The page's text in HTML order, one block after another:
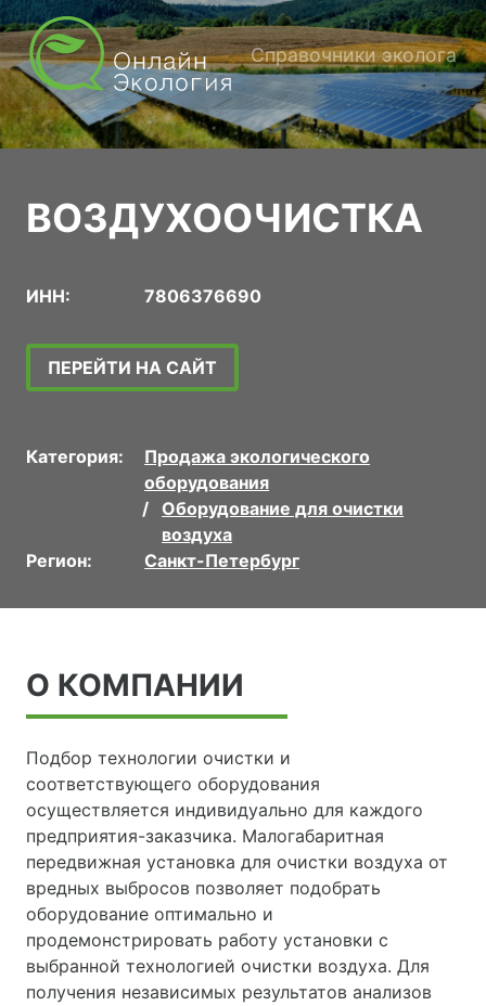
Справочники эколога
ВОЗДУХООЧИСТКА
ИНН: 7806376690
ПЕРЕЙТИ НА САЙТ
Категория:
Продажа экологического
оборудования
Оборудование для очистки
воздуха
Регион:
Санкт-Петербург
О КОМПАНИИ
Подбор технологии очистки и
соответствующего оборудования
осуществляется индивидуально для каждого
предприятия-заказчика. Малогабаритная
передвижная установка для очистки воздуха от
вредных выбросов позволяет подобрать
оборудование оптимально и
продемонстрировать работу установки с
выбранной технологией очистки воздуха. Для
получения независимых результатов анализов